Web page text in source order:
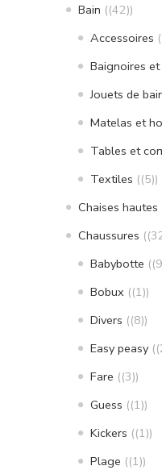
Bain (42)
Accessoires
Baignoires
Jouets de
Matelas et
Tables et
Textiles (5)
Chaises hautes
Chaussures
Babybotte
Bobux (1)
Divers (8)
Easy peasy
Fare (3)
Guess (1)
Kickers (1)
Plage (1)